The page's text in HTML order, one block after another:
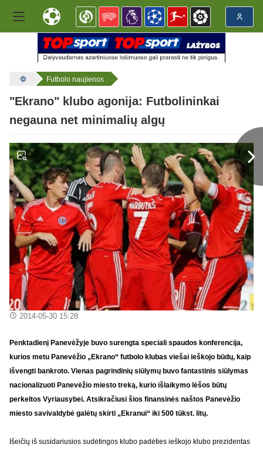
Futbolo naujienos
"Ekrano" klubo agonija: Futbolininkai
negauna net minimalių algų
2014-05-30 15:28
Penktadienį Panevėžyje buvo surengta speciali spaudos konferencija,
kurios metu Panevėžio „Ekrano“ futbolo klubas viešai ieškojo būdų, kaip
išvengti bankroto. Vienas pagrindinių siūlymų buvo fantastinis siūlymas
nacionalizuoti Panevėžio miesto treką, kurio išlaikymo lėšos būtų
perkeltos Vyriausybei. Atsikračiusi šios finansinės naštos Panevėžio
miesto savivaldybė galėtų skirti „Ekranui“ iki 500 tūkst. litų.
Išeičių iš susidariusios sudėtingos klubo padėties ieškojo klubo prezidentas